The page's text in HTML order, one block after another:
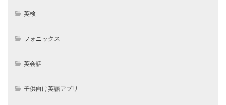
英検
フォニックス
英会話
子供向け英語アプリ